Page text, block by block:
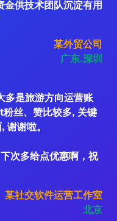
金供技术团队沉淀有用
某外贸公司
广东.深圳
多是旅游方向运营账
丝、赞比较多, 关键
谢谢啦。
次多给点优惠啊，祝
某社交软件运营工作室
北京